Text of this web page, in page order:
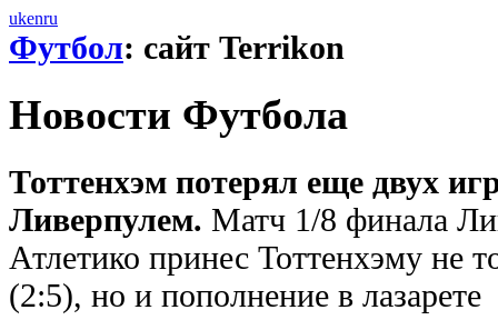
ukenru
Футбол: сайт Terrikon
Новости Футбола
Тоттенхэм потерял еще двух
Ливерпулем. Матч 1/8 финала
Атлетико принес Тоттенхэму не
(2:5), но и пополнение в лазарете